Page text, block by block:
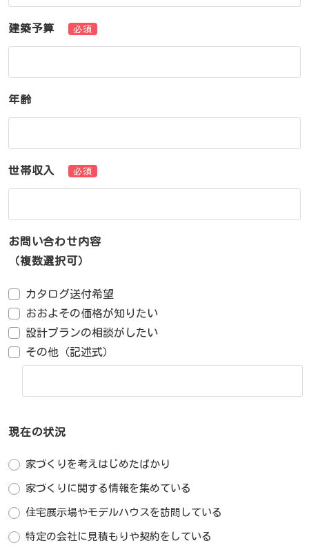
建築予算 必須
年齢
世帯収入 必須
お問い合わせ内容
（複数選択可）
カタログ送付希望
おおよその価格が知りたい
設計プランの相談がしたい
その他（記述式）
現在の状況
家づくりを考えはじめたばかり
家づくりに関する情報を集めている
住宅展示場やモデルハウスを訪問している
特定の会社に見積もりや契約をしている